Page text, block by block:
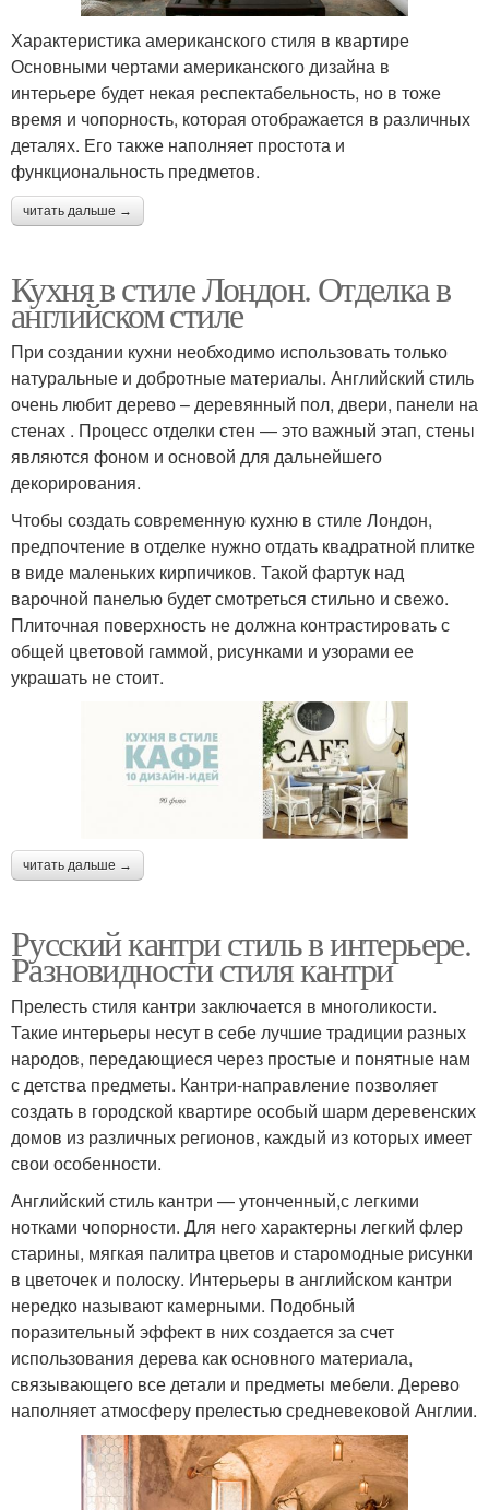
Характеристика американского стиля в квартире
Основными чертами американского дизайна в
интерьере будет некая респектабельность, но в тоже
время и чопорность, которая отображается в различных
деталях. Его также наполняет простота и
функциональность предметов.
читать дальше →
Кухня в стиле Лондон. Отделка в
английском стиле
При создании кухни необходимо использовать только
натуральные и добротные материалы. Английский стиль
очень любит дерево – деревянный пол, двери, панели на
стенах . Процесс отделки стен — это важный этап, стены
являются фоном и основой для дальнейшего
декорирования.
Чтобы создать современную кухню в стиле Лондон,
предпочтение в отделке нужно отдать квадратной плитке
в виде маленьких кирпичиков. Такой фартук над
варочной панелью будет смотреться стильно и свежо.
Плиточная поверхность не должна контрастировать с
общей цветовой гаммой, рисунками и узорами ее
украшать не стоит.
читать дальше →
Русский кантри стиль в интерьере.
Разновидности стиля кантри
Прелесть стиля кантри заключается в многоликости.
Такие интерьеры несут в себе лучшие традиции разных
народов, передающиеся через простые и понятные нам
с детства предметы. Кантри-направление позволяет
создать в городской квартире особый шарм деревенских
домов из различных регионов, каждый из которых имеет
свои особенности.
Английский стиль кантри — утонченный,с легкими
нотками чопорности. Для него характерны легкий флер
старины, мягкая палитра цветов и старомодные рисунки
в цветочек и полоску. Интерьеры в английском кантри
нередко называют камерными. Подобный
поразительный эффект в них создается за счет
использования дерева как основного материала,
связывающего все детали и предметы мебели. Дерево
наполняет атмосферу прелестью средневековой Англии.